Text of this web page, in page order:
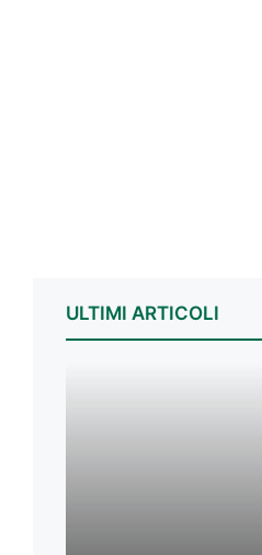
ULTIMI ARTICOLI